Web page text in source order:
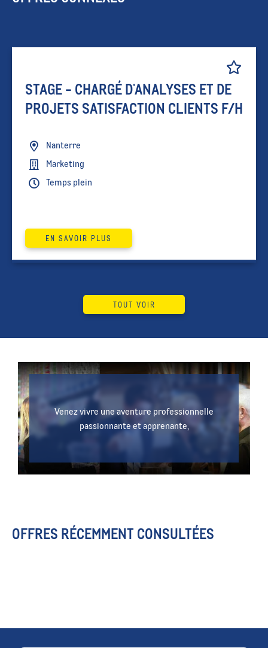
STAGE - CHARGÉ D'ANALYSES ET DE
PROJETS SATISFACTION CLIENTS F/H
Nanterre
Temps plein
Marketing
EN SAVOIR PLUS
TOUT VOIR
Venez vivre une aventure professionnelle
passionnante et apprenante,
OFFRES RÉCEMMENT CONSULTÉES